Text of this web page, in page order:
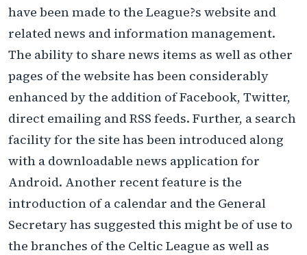
have been made to the League?s website and
related news and information management.
The ability to share news items as well as other
pages of the website has been considerably
enhanced by the addition of Facebook, Twitter,
direct emailing and RSS feeds. Further, a search
facility for the site has been introduced along
with a downloadable news application for
Android. Another recent feature is the
introduction of a calendar and the General
Secretary has suggested this might be of use to
the branches of the Celtic League as well as